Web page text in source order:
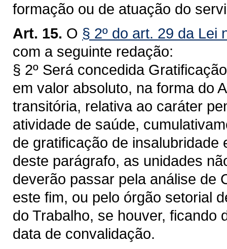
formação ou de atuação do
Art. 15. O § 2º do art. 29 da Lei
com a seguinte redação:
§ 2º Será concedida
em valor absoluto, na forma do
transitória, relativa ao caráter
atividade de saúde,
de gratificação de
deste parágrafo, as unidades
deverão passar pela análise de
este fim, ou pelo órgão setorial
do Trabalho, se houver, ficando
data de convalidação.